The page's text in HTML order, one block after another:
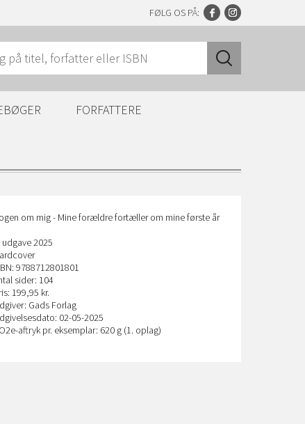
FØLG OS PÅ:
FORFATTERE
om mig - Mine forældre fortæller om mine første år
udgave 2025
9788712801801
sider: 104
199,95 kr.
Gads Forlag
02-05-2025
2e-aftryk pr. eksemplar: 620 g (1. oplag)